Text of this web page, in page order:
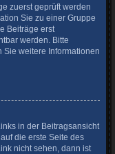
zuerst geprüft werden
Sie zu einer Gruppe
Beiträge erst
werden. Bitte
Sie weitere Informationen
in der Beitragsansicht
die erste Seite des
nicht sehen, dann ist